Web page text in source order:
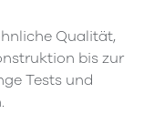
Qualität,
bis zur
Tests und